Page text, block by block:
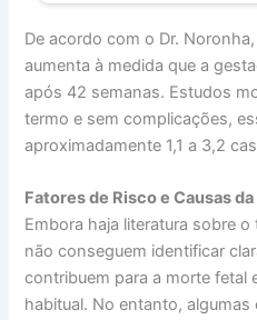
De acordo com o Dr.
aumenta à medida que a
após 42 semanas. Estudos
termo e sem complicações,
aproximadamente 1,1 a 3,2
Fatores de Risco e Causas
Embora haja literatura sobre
não conseguem identificar
contribuem para a morte fetal
habitual. No entanto,